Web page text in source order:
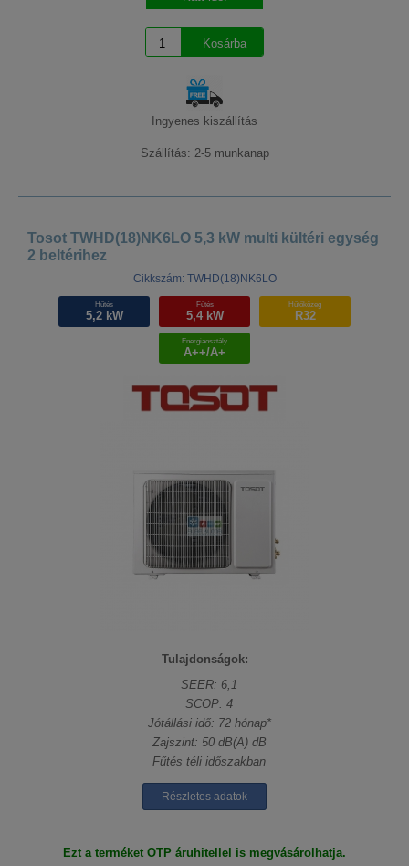
Ingyenes kiszállítás
Szállítás: 2-5 munkanap
Tosot TWHD(18)NK6LO 5,3 kW multi kültéri egység
2 beltérihez
Cikkszám: TWHD(18)NK6LO
Hűtés
5,2 kW
Fűtés
5,4 kW
Hűtőközeg
R32
Energiaosztály
A++/A+
Tulajdonságok:
SEER: 6,1
SCOP: 4
Jótállási idő: 72 hónap*
Zajszint: 50 dB(A) dB
Fűtés téli időszakban
Részletes adatok
Ezt a terméket OTP áruhitellel is megvásárolhatja.